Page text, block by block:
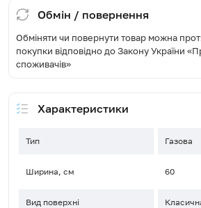
Обмін / повернення
Обміняти чи повернути товар можна
покупки відповідно до Закону України
споживачів»
Характеристики
Тип Газова
Ширина, см 60
Вид поверхні